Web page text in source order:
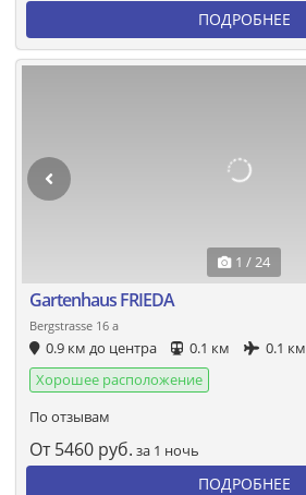
ПОДРОБНЕЕ
1 / 24
Gartenhaus FRIEDA
Bergstrasse 16 a
0.9 км до центра 0.1 км
0.1 км
Хорошее расположение
По отзывам
От 5460 руб. за 1 ночь
ПОДРОБНЕЕ